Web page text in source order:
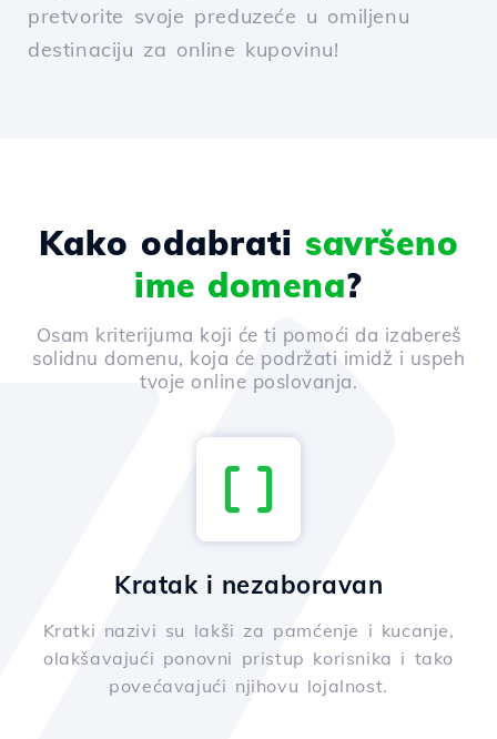
pretvorite svoje preduzeće u omiljenu
destinaciju za online kupovinu!
Kako odabrati savršeno
ime domena?
Osam kriterijuma koji će ti pomoći da izabereš
solidnu domenu, koja će podržati imidž i uspeh
tvoje online poslovanja.
Kratak i nezaboravan
Kratki nazivi su lakši za pamćenje i kucanje,
olakšavajući ponovni pristup korisnika i tako
povećavajući njihovu lojalnost.